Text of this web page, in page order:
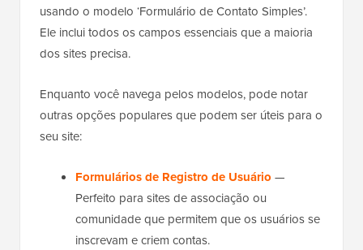
usando o modelo ‘Formulário de Contato Simples’.
Ele inclui todos os campos essenciais que a maioria
dos sites precisa.
Enquanto você navega pelos modelos, pode notar
outras opções populares que podem ser úteis para o
seu site:
Formulários de Registro de Usuário —
Perfeito para sites de associação ou
comunidade que permitem que os usuários se
inscrevam e criem contas.